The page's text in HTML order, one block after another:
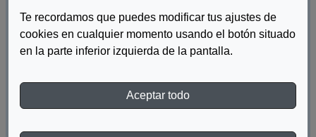
Te recordamos que puedes modificar tus ajustes de
cookies en cualquier momento usando el botón situado
en la parte inferior izquierda de la pantalla.
Aceptar todo
discapacidad, la Fundación ONCE y GRI han alcanzado un
acuerdo para crear esta publicación, que busca ayudar a las
organizaciones a incluir información sobre la discapacidad en
DESCARGAR GUÍA "LA DISCAPACIDAD EN LAS